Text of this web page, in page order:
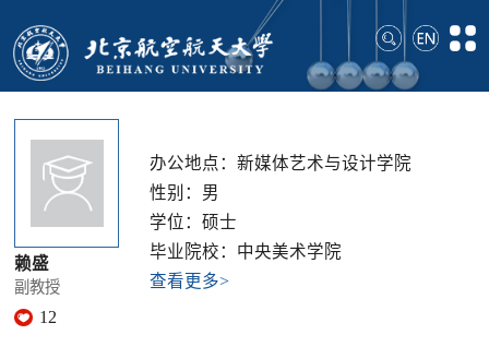
赖盛
副教授
12
办公地点：新媒体艺术与设计学院
性别：男
学位：硕士
毕业院校：中央美术学院
查看更多>